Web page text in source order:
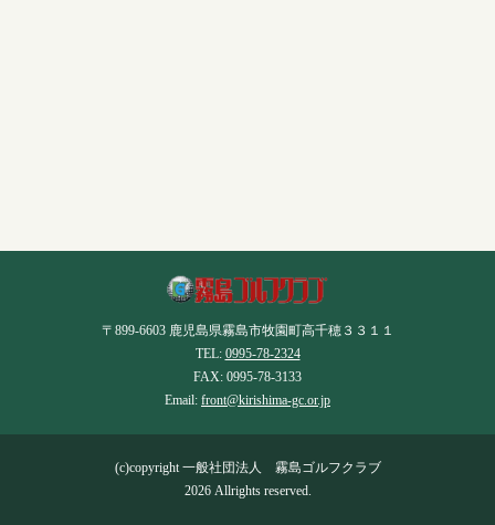
〒899-6603 鹿児島県霧島市牧園町高千穂３３１１
TEL: 0995-78-2324
FAX: 0995-78-3133
Email: front@kirishima-gc.or.jp
(c)copyright 一般社団法人 霧島ゴルフクラブ
2026 Allrights reserved.